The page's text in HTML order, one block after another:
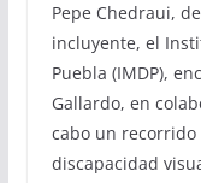
Pepe Chedraui,
incluyente, el
Puebla (IMDP),
Gallardo, en
cabo un
discapacidad